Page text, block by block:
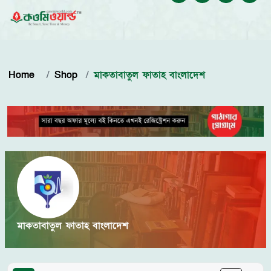
Home Shop মাকতাবাতুল ফাতাহ বাংলাদেশ
মাকতাবাতুল ফাতাহ বাংলাদেশ